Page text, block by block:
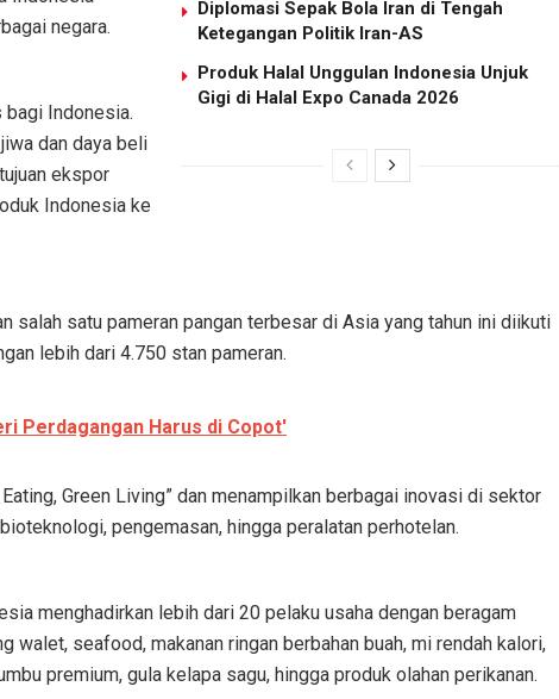
Diplomasi Sepak Bola Iran di Tengah
Ketegangan Politik Iran-AS
Produk Halal Unggulan Indonesia Unjuk
Gigi di Halal Expo Canada 2026
negara.
bagi Indonesia.
dan daya beli
ekspor
Indonesia ke
salah satu pameran pangan terbesar di Asia yang tahun ini diikuti
lebih dari 4.750 stan pameran.
Perdagangan Harus di Copot'
Green Living” dan menampilkan berbagai inovasi di sektor
pengemasan, hingga peralatan perhotelan.
menghadirkan lebih dari 20 pelaku usaha dengan beragam
walet, seafood, makanan ringan berbahan buah, mi rendah kalori,
premium, gula kelapa sagu, hingga produk olahan perikanan.